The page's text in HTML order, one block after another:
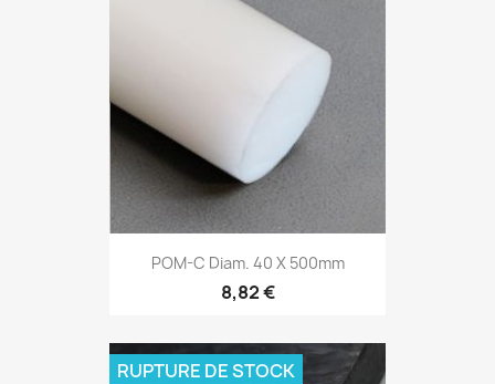
POM-C Diam. 40 X 500mm
8,82 €
RUPTURE DE STOCK